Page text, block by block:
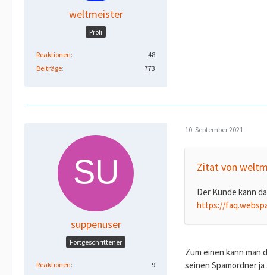
weltmeister
Profi
Reaktionen
48
Beiträge
773
suppenuser
Fortgeschrittener
Reaktionen
9
10. September 2021
Zitat von
Der Kunde kann
https://
Zum einen kann man
seinen Spamordner